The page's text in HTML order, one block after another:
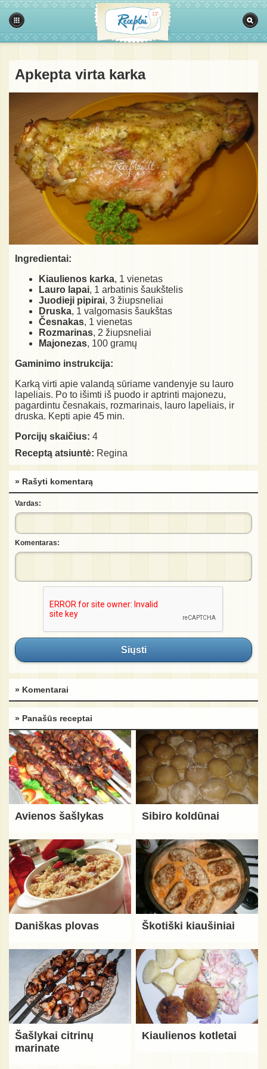
Apkepta virta karka
Ingredientai:
Kiaulienos karka, 1 vienetas
Lauro lapai, 1 arbatinis šaukštelis
Juodieji pipirai, 3 žiupsneliai
Druska, 1 valgomasis šaukštas
Česnakas, 1 vienetas
Rozmarinas, 2 žiupsneliai
Majonezas, 100 gramų
Gaminimo instrukcija:
Karką virti apie valandą sūriame vandenyje su lauro
lapeliais. Po to išimti iš puodo ir aptrinti majonezu,
pagardintu česnakais, rozmarinais, lauro lapeliais, ir
druska. Kepti apie 45 min.
Porcijų skaičius: 4
Receptą atsiuntė: Regina
» Rašyti komentarą
Vardas:
Komentaras:
Siųsti
» Komentarai
» Panašūs receptai
Avienos šašlykas Sibiro koldūnai
Daniškas plovas Škotiški kiaušiniai
Šašlykai citrinų
marinate
Kiaulienos kotletai